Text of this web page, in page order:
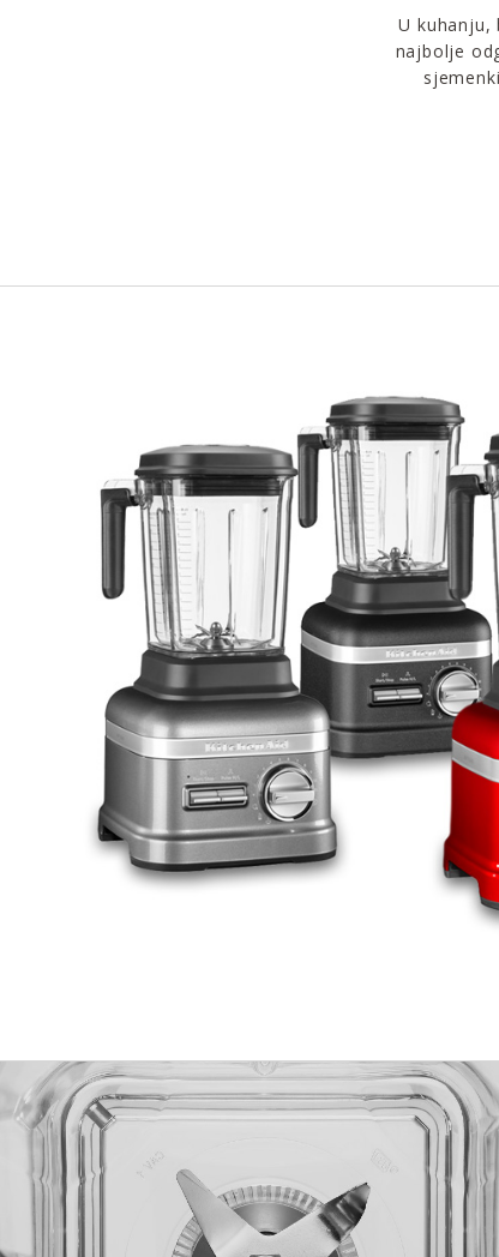
U kuhanju,
najbolje